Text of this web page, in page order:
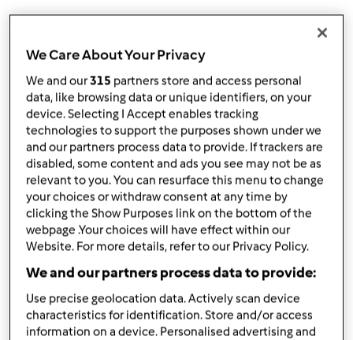
Ingredientes
Ingredientes necessários
1lataleite condensado
1lata whisky
0,4lnatas
1colher de chácafé solúvel
1colher de cháchocolate em pó
Adicionar à lista de compras
We Care About Your Privacy
We and our315 partners store and access personal
data, like browsing data or unique identifiers, on your
device. Selecting I Accept enables tracking
technologies to support the purposes shown under we
and our partners process data to provide. If trackers are
disabled, some content and ads you see may not be as
relevant to you. You can resurface this menu to change
your choices or withdraw consent at any time by
clicking the Show Purposes link on the bottom of the
webpage .Your choices will have effect within our
Website. For more details, refer to our Privacy Policy.
We and our partners process data to provide:
Use precise geolocation data. Actively scan device
characteristics for identification. Store and/or access
information on a device. Personalised advertising and